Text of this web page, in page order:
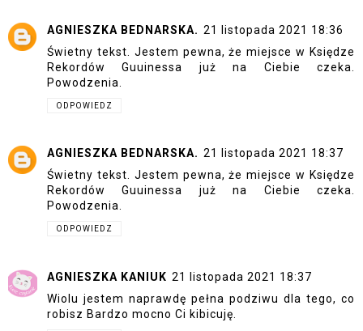
AGNIESZKA BEDNARSKA. 21 listopada 2021 18:36
Świetny tekst. Jestem pewna, że miejsce w Księdze
Rekordów Guuinessa już na Ciebie czeka.
Powodzenia.
ODPOWIEDZ
AGNIESZKA BEDNARSKA. 21 listopada 2021 18:37
Świetny tekst. Jestem pewna, że miejsce w Księdze
Rekordów Guuinessa już na Ciebie czeka.
Powodzenia.
ODPOWIEDZ
AGNIESZKA KANIUK 21 listopada 2021 18:37
Wiolu jestem naprawdę pełna podziwu dla tego, co
robisz Bardzo mocno Ci kibicuję.